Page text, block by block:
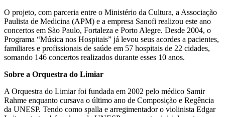
O projeto, com parceria entre o Ministério da Cultura, a Associação
Paulista de Medicina (APM) e a empresa Sanofi realizou este ano
concertos em São Paulo, Fortaleza e Porto Alegre. Desde 2004, o
Programa “Música nos Hospitais” já levou seus acordes a pacientes,
familiares e profissionais de saúde em 57 hospitais de 22 cidades,
somando 146 concertos realizados durante esses 10 anos.
Sobre a Orquestra do Limiar
A Orquestra do Limiar foi fundada em 2002 pelo médico Samir
Rahme enquanto cursava o último ano de Composição e Regência
da UNESP. Tendo como spalla e arregimentador o violinista Edgar